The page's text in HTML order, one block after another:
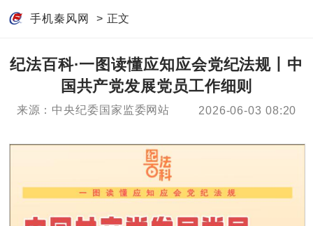
手机秦风网 > 正文
纪法百科·一图读懂应知应会党纪法规丨中
国共产党发展党员工作细则
来源：中央纪委国家监委网站 2026-06-03 08:20